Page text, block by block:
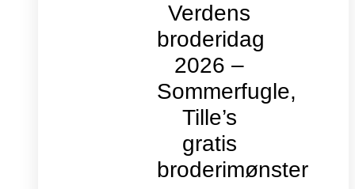
Verdens
broderidag
2026 –
Sommerfugle,
Tille’s
gratis
broderimønster